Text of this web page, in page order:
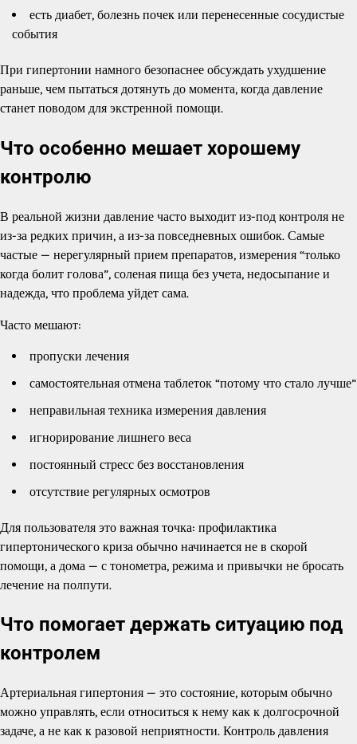
есть диабет, болезнь почек или перенесенные сосудистые
события
При гипертонии намного безопаснее обсуждать ухудшение
раньше, чем пытаться дотянуть до момента, когда давление
станет поводом для экстренной помощи.
Что особенно мешает хорошему
контролю
В реальной жизни давление часто выходит из-под контроля не
из-за редких причин, а из-за повседневных ошибок. Самые
частые — нерегулярный прием препаратов, измерения “только
когда болит голова”, соленая пища без учета, недосыпание и
надежда, что проблема уйдет сама.
Часто мешают:
пропуски лечения
самостоятельная отмена таблеток “потому что стало лучше”
неправильная техника измерения давления
игнорирование лишнего веса
постоянный стресс без восстановления
отсутствие регулярных осмотров
Для пользователя это важная точка: профилактика
гипертонического криза обычно начинается не в скорой
помощи, а дома — с тонометра, режима и привычки не бросать
лечение на полпути.
Что помогает держать ситуацию под
контролем
Артериальная гипертония — это состояние, которым обычно
можно управлять, если относиться к нему как к долгосрочной
задаче, а не как к разовой неприятности. Контроль давления